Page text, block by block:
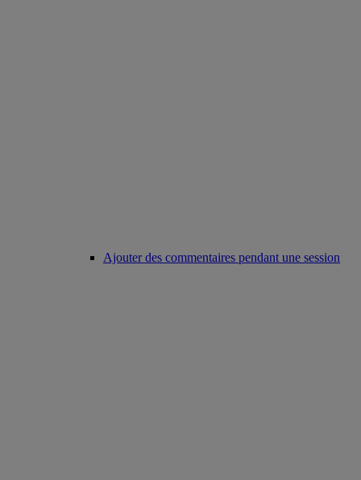
Ajouter des commentaires pendant une session